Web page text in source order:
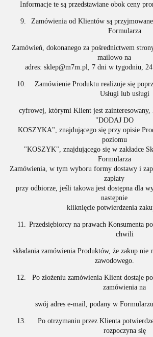
Informacje te są przedstawiane obok ceny
Zamówienia od Klientów są przyjmowane
Formularza
Zamówień, dokonanego za pośrednictwem
mailowo na
adres: sklep@m7m.pl, 7 dni w tygodniu,
Zamówienie Produktu realizuje się
Usługi lub usługi
cyfrowej, którymi Klient jest
"DODAJ DO
KOSZYKA", znajdującego się przy opisie
poziomu
"KOSZYK", znajdującego się w zakładce
Formularza
Zamówienia, w tym wyboru formy dostawy i
zapłaty
przy odbiorze, jeśli takowa jest dostępna dla
następnie
kliknięcie potwierdzenia
Przedsiębiorcy na prawach Konsumenta
chwili
składania zamówienia Produktów, że zakup nie
zawodowego.
Po złożeniu zamówienia Klient dostaje
zamówienia na
swój adres e-mail, podany w
Po otrzymaniu przez Klienta
rozpoczyna się